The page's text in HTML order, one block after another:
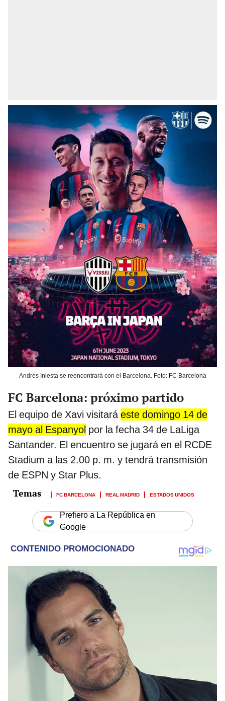
Andrés Iniesta se reencontrará con el Barcelona. Foto: FC Barcelona
FC Barcelona: próximo partido
El equipo de Xavi visitará este domingo 14 de
mayo al Espanyol por la fecha 34 de LaLiga
Santander. El encuentro se jugará en el RCDE
Stadium a las 2.00 p. m. y tendrá transmisión
de ESPN y Star Plus.
FC BARCELONA REAL MADRID ESTADOS UNIDOS
Prefiero a La República en
Google